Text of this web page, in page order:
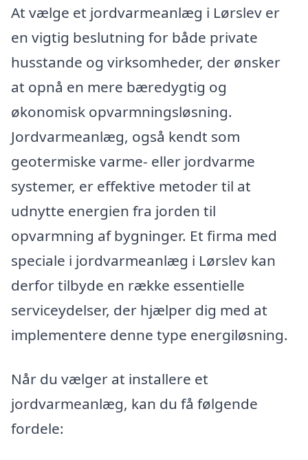
At vælge et jordvarmeanlæg i Lørslev er
en vigtig beslutning for både private
husstande og virksomheder, der ønsker
at opnå en mere bæredygtig og
økonomisk opvarmningsløsning.
Jordvarmeanlæg, også kendt som
geotermiske varme- eller jordvarme
systemer, er effektive metoder til at
udnytte energien fra jorden til
opvarmning af bygninger. Et firma med
speciale i jordvarmeanlæg i Lørslev kan
derfor tilbyde en række essentielle
serviceydelser, der hjælper dig med at
implementere denne type energiløsning.
Når du vælger at installere et
jordvarmeanlæg, kan du få følgende
fordele: